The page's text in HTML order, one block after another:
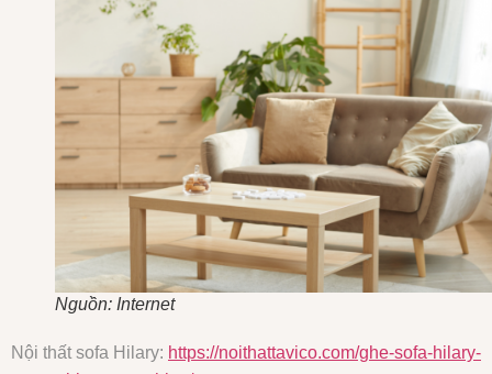
Nguồn: Internet
Nội thất sofa Hilary: https://noithattavico.com/ghe-sofa-hilary-